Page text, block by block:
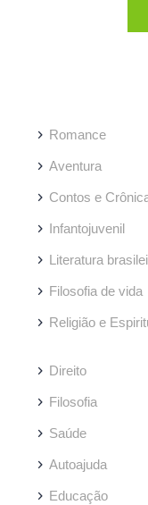
Romance
Aventura
Contos e
Infantojuvenil
Literatura
Filosofia de vida
Religião e
Direito
Filosofia
Saúde
Autoajuda
Educação